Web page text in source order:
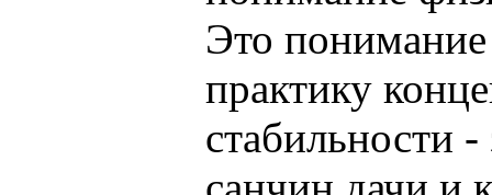
Это
практику
стабильности -